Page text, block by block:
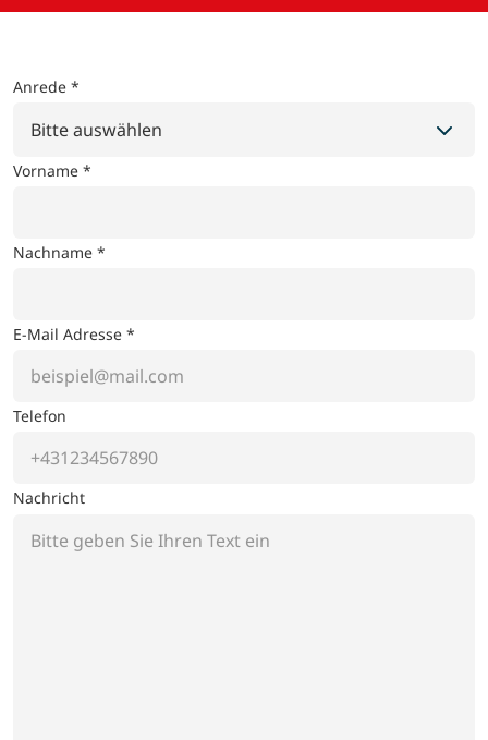
Anrede *
Bitte auswählen
Vorname *
Nachname *
E-Mail Adresse *
Telefon
Nachricht